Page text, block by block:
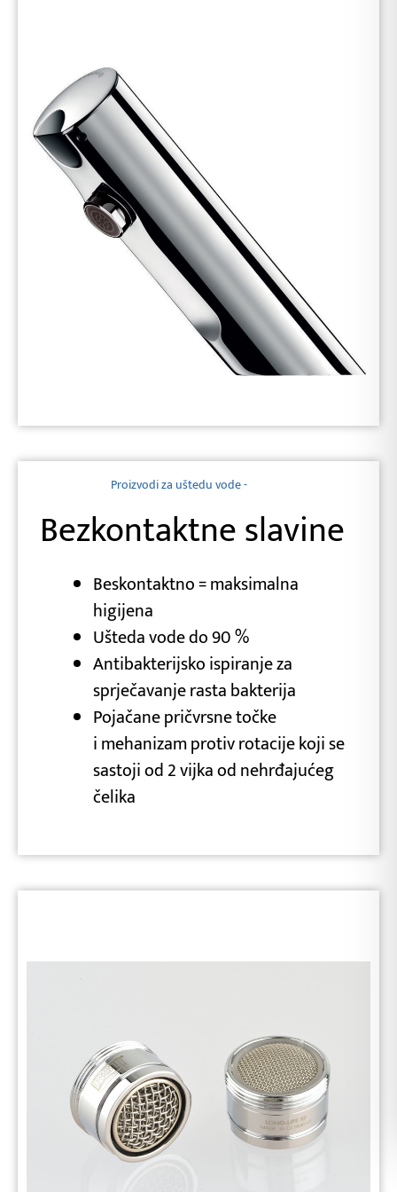
Proizvodi za uštedu vode -
Bezkontaktne slavine
Beskontaktno = maksimalna
higijena
Ušteda vode do 90 %
Antibakterijsko ispiranje za
sprječavanje rasta bakterija
Pojačane pričvrsne točke
i mehanizam protiv rotacije koji se
sastoji od 2 vijka od nehrđajućeg
čelika